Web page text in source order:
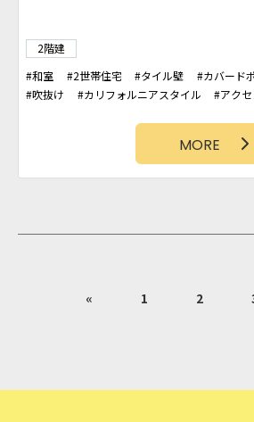
2階建
和室
2世帯住宅 タイル壁 カバード
吹抜け
カリフォルニアスタイル
アク
MORE
« 1 2